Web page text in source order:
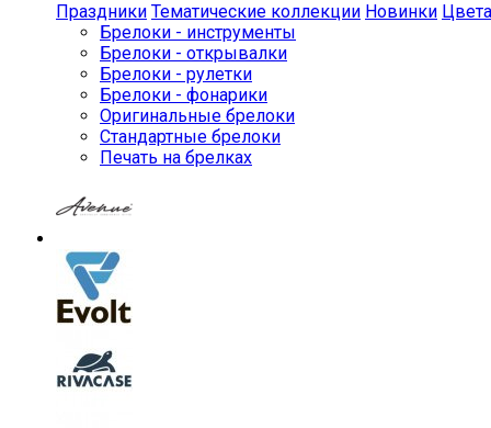
Праздники Тематические коллекции Новинки Цвета
Брелоки - инструменты
Брелоки - открывалки
Брелоки - рулетки
Брелоки - фонарики
Оригинальные брелоки
Стандартные брелоки
Печать на брелках